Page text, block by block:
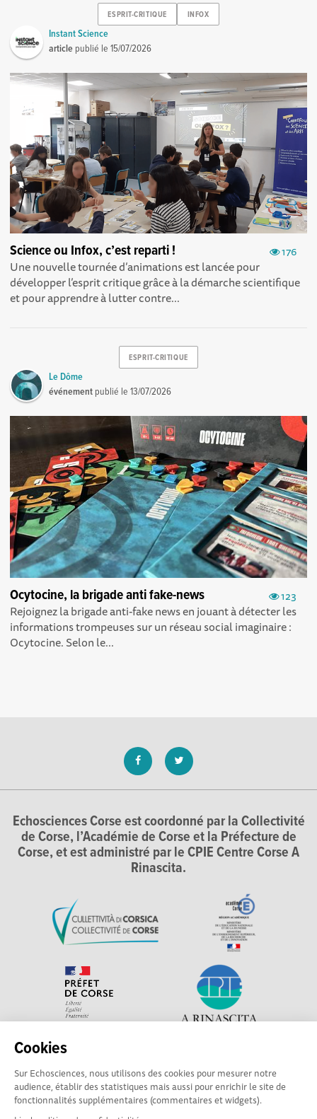
Cookies
Sur Echosciences, nous utilisons des cookies pour mesurer notre
audience, établir des statistiques mais aussi pour enrichir le site de
fonctionnalités supplémentaires (commentaires et widgets).
ESPRIT-CRITIQUE INFOX
Instant Science
article publié le15/07/2026
176
Science ou Infox, c’est reparti !
Une nouvelle tournée d’animations est lancée pour
développer l’esprit critique grâce à la démarche scientifique
et pour apprendre à lutter contre...
ESPRIT-CRITIQUE
Le Dôme
événement publié le13/07/2026
123
Ocytocine, la brigade anti fake-news
Rejoignez la brigade anti-fake news en jouant à détecter les
informations trompeuses sur un réseau social imaginaire :
Ocytocine. Selon le...
Echosciences Corse est coordonné par la Collectivité
de Corse, l’Académie de Corse et la Préfecture de
Corse, et est administré par le CPIE Centre Corse A
Rinascita.
Corse, le réseau social des acteurs de sciences et de
technologie du territoire. Contact : contact-csti@cpie-
centrecorse.fr